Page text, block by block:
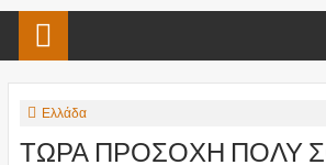
Ελλάδα
ΤΩΡΑ ΠΡΟΣΟΧΗ ΠΟΛΥ